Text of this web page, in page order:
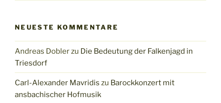
NEUESTE KOMMENTARE
Andreas Doblerzu Die Bedeutung der Falkenjagd in
Triesdorf
Carl-Alexander Mavridis zu Barockkonzert mit
ansbachischer Hofmusik